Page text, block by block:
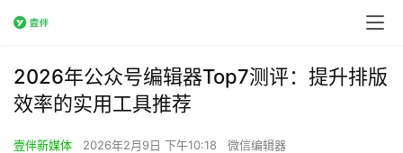
2026年公众号编辑器Top7测评：提升排版
效率的实用工具推荐
壹伴新媒体 2026年2月9日 下午10:18 微信编辑器